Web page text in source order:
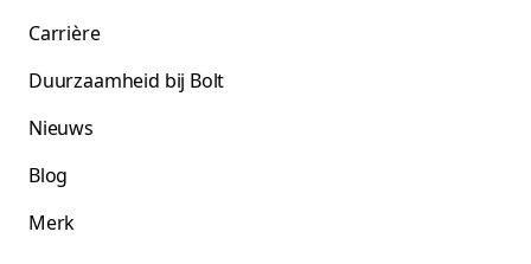
Carrière
Duurzaamheid bij Bolt
Nieuws
Blog
Merk